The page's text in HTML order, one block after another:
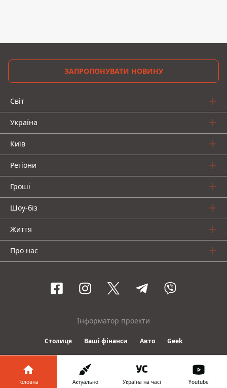
ЗАПРОПОНУВАТИ НОВИНУ
Світ
Україна
Київ
Регіони
Гроші
Шоу-біз
Життя
Про нас
Інформатор проекти
Столиця Ваші фінанси Авто Geek
© 2016-2026 Informator
Головна Актуально Україна на часі Youtube